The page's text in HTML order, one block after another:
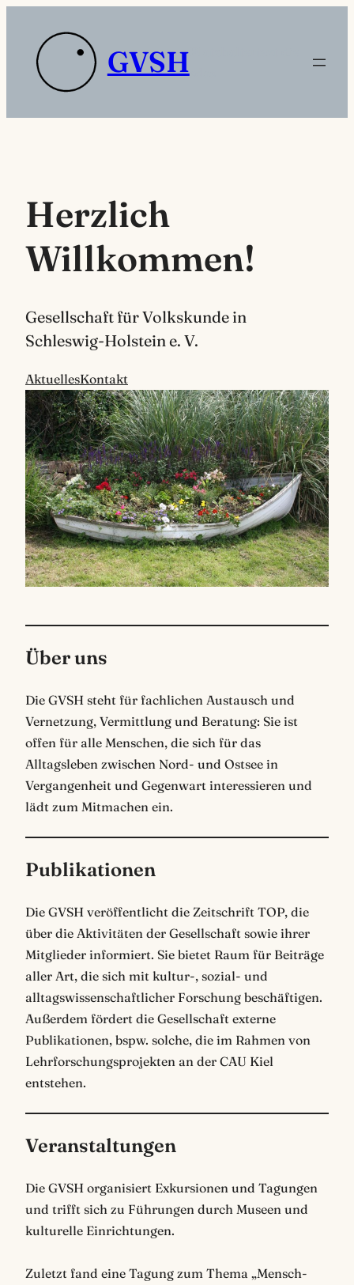
springen
GVSHsdas
Herzlich
Willkommen!
Gesellschaft für Volkskunde in
Schleswig-Holstein e. V.
AktuellesKontakt
Über uns
Die GVSH steht für fachlichen Austausch und
Vernetzung, Vermittlung und Beratung: Sie ist
offen für alle Menschen, die sich für das
Alltagsleben zwischen Nord- und Ostsee in
Vergangenheit und Gegenwart interessieren und
lädt zum Mitmachen ein.
Publikationen
Die GVSH veröffentlicht die Zeitschrift TOP, die
über die Aktivitäten der Gesellschaft sowie ihrer
Mitglieder informiert. Sie bietet Raum für Beiträge
aller Art, die sich mit kultur-, sozial- und
alltagswissenschaftlicher Forschung beschäftigen.
Außerdem fördert die Gesellschaft externe
Publikationen, bspw. solche, die im Rahmen von
Lehrforschungsprojekten an der CAU Kiel
entstehen.
Veranstaltungen
Die GVSH organisiert Exkursionen und Tagungen
und trifft sich zu Führungen durch Museen und
kulturelle Einrichtungen.
Zuletzt fand eine Tagung zum Thema „Mensch-